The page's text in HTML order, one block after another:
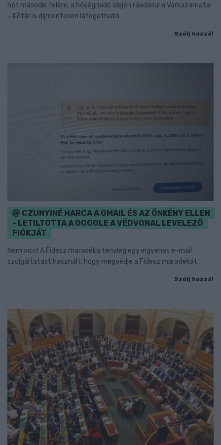
hét második felére, a hőségriadó idején ráadásul a Várkazamata
– Kőtár is díjmentesen látogatható.
Szólj hozzá!
CZUNYINÉ HARCA A GMAIL ÉS AZ ÖNKÉNY ELLEN
- LETILTOTTA A GOOGLE A VÉDVONAL LEVELEZŐ
FIÓKJÁT
Nem vicc! A Fidesz maradéka tényleg egy ingyenes e-mail
szolgáltatást használt, hogy megvédje a Fidesz maradékát.
Szólj hozzá!